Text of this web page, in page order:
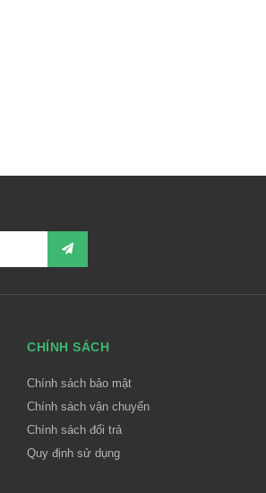
CHÍNH SÁCH
Chính sách bảo mật
Chính sách vận chuyển
Chính sách đổi trả
Quy định sử dụng